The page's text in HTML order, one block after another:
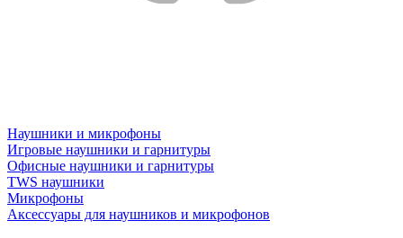
Наушники и микрофоны
Игровые наушники и гарнитуры
Офисные наушники и гарнитуры
TWS наушники
Микрофоны
Аксессуары для наушников и микрофонов